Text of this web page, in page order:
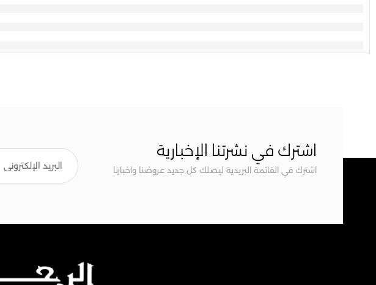
اشترك في نشرتنا الإخبارية
اشترك في القائمة البريدية ليصلك كل جديد عروضنا واخبارنا